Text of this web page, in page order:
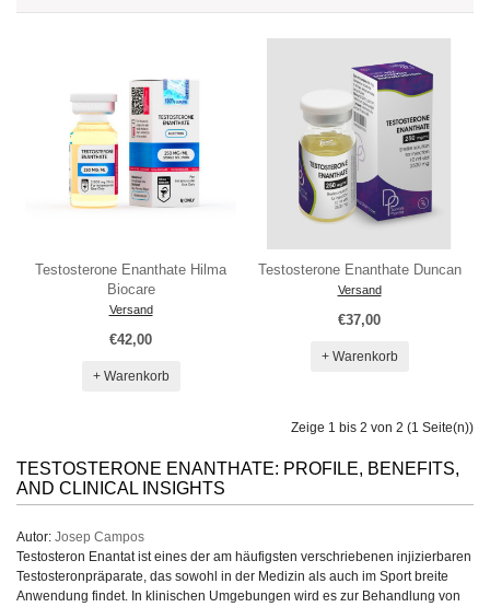
Testosterone Enanthate Hilma
Biocare
Versand
€42,00
+ Warenkorb
Testosterone Enanthate Duncan
Versand
€37,00
+ Warenkorb
Zeige 1 bis 2 von 2 (1 Seite(n))
TESTOSTERONE ENANTHATE: PROFILE, BENEFITS,
AND CLINICAL INSIGHTS
Autor: Josep Campos
Testosteron Enantat ist eines der am häufigsten verschriebenen injizierbaren
Testosteronpräparate, das sowohl in der Medizin als auch im Sport breite
Anwendung findet. In klinischen Umgebungen wird es zur Behandlung von